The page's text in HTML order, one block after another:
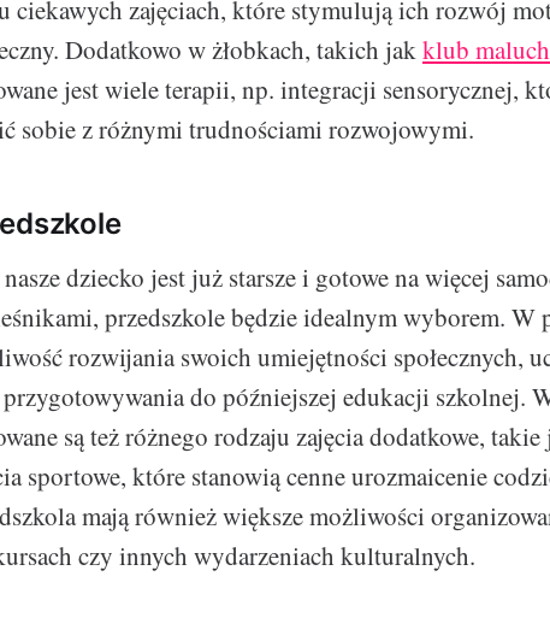
ciekawych zajęciach, które stymulują ich rozwój
Dodatkowo w żłobkach, takich jakklub
jest wiele terapii, np. integracji sensorycznej,
sobie z różnymi trudnościami rozwojowymi.
dziecko jest już starsze i gotowe na więcej
przedszkole będzie idealnym wyborem. W
rozwijania swoich umiejętności społecznych,
do późniejszej edukacji szkolnej.
są też różnego rodzaju zajęcia dodatkowe,
sportowe, które stanowią cenne urozmaicenie
mają również większe możliwości
czy innych wydarzeniach kulturalnych.